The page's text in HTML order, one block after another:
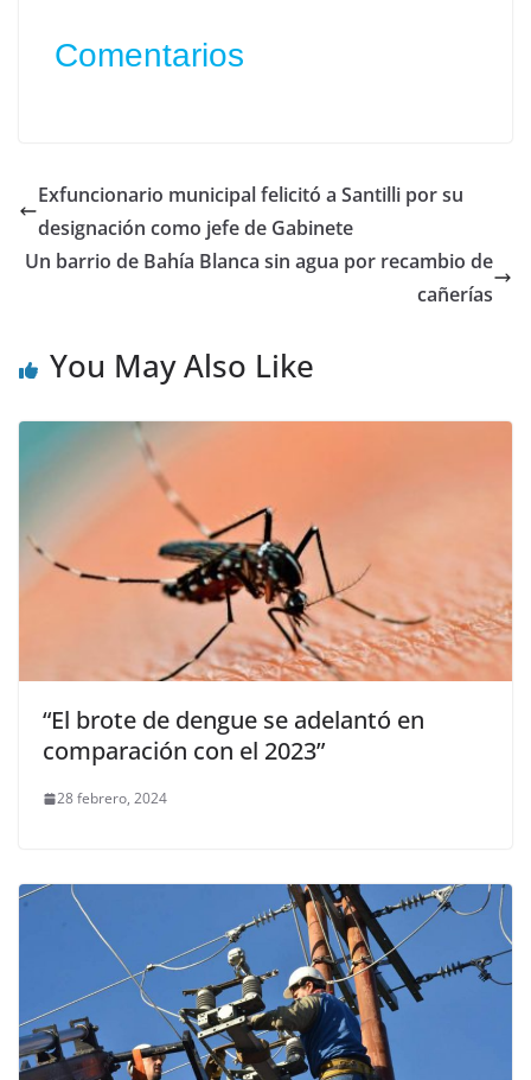
Comentarios
Exfuncionario municipal felicitó a Santilli por su
designación como jefe de Gabinete
Un barrio de Bahía Blanca sin agua por recambio de
cañerías
You May Also Like
“El brote de dengue se adelantó en
comparación con el 2023”
28 febrero, 2024